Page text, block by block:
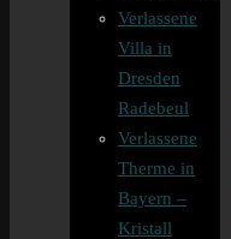
Verlassene
Villa in
Dresden
Radebeul
Verlassene
Therme in
Bayern –
Kristall